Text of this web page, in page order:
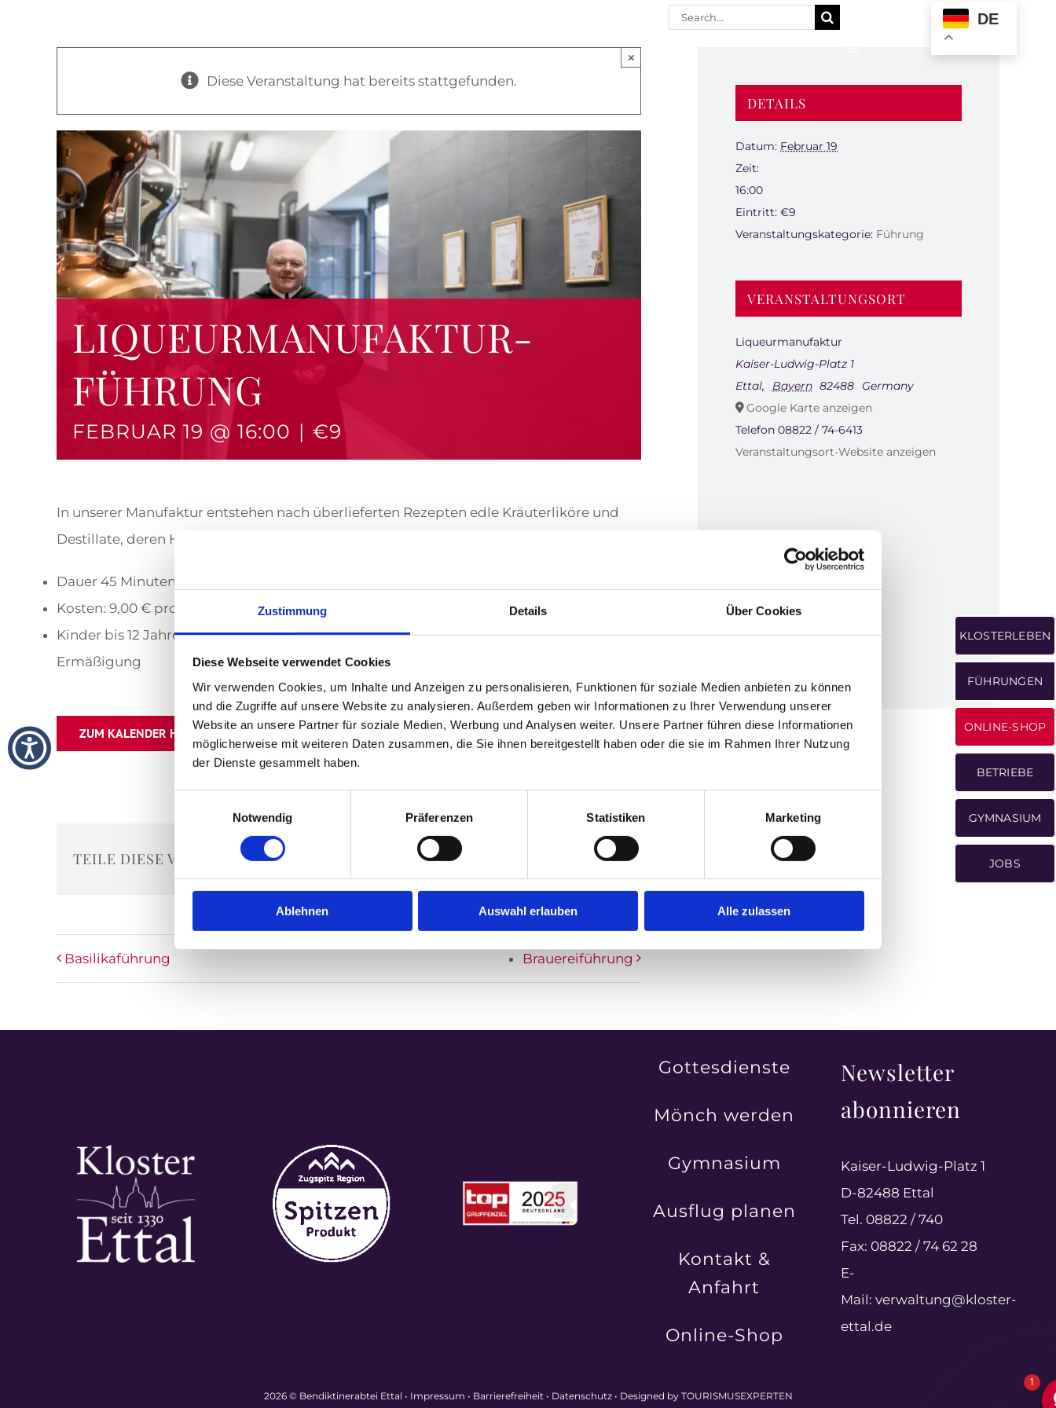
Zustimmung Details Über Cookies
Diese Webseite verwendet Cookies
Wir verwenden Cookies, um Inhalte und Anzeigen zu personalisieren, Funktionen für soziale Medien anbieten zu können
und die Zugriffe auf unsere Website zu analysieren. Außerdem geben wir Informationen zu Ihrer Verwendung unserer
Website an unsere Partner für soziale Medien, Werbung und Analysen weiter. Unsere Partner führen diese Informationen
möglicherweise mit weiteren Daten zusammen, die Sie ihnen bereitgestellt haben oder die sie im Rahmen Ihrer Nutzung
der Dienste gesammelt haben.
Notwendig
Präferenzen Statistiken Marketing
Ablehnen Auswahl erlauben Alle zulassen
Suche
DE
Diese Veranstaltung hat bereits stattgefunden.
×
LIQUEURMANUFAKTUR-
FÜHRUNG
FEBRUAR 19 @ 16:00 | €9
In unserer Manufaktur entstehen nach überlieferten Rezepten edle Kräuterliköre und
Destillate, deren Herstellung wir Ihnen gerne näher bringen.
Dauer 45 Minuten, inkl. Likörprobe
Kosten: 9,00 € pro Person
Kinder bis 12 Jahre sind frei (Jugendliche zwischen 12 und 18 Jahre erhalten 50%
Ermäßigung
ZUM KALENDER HINZUFÜGEN
TEILE DIESE VERANSTALTUNG Facebook
X PinterestE-
Mail
Basilikaführung Brauereiführung
DETAILS
Datum: Februar 19
Zeit:
16:00
Eintritt: €9
Veranstaltungskategorie: Führung
VERANSTALTUNGSORT
Liqueurmanufaktur
Kaiser-Ludwig-Platz 1
Ettal, Bayern 82488
Germany
Google Karte anzeigen
Telefon 08822 / 74-6413
Veranstaltungsort-Website anzeigen
Gottesdienste
Mönch werden
Gymnasium
Ausflug planen
Kontakt &
Anfahrt
Online-Shop
Newsletter
abonnieren
Kaiser-Ludwig-Platz 1
D-82488 Ettal
Tel. 08822 / 740
Fax: 08822 / 74 62 28
E-
Mail:verwaltung@kloster-
ettal.de
2026 © Bendiktinerabtei Ettal • Impressum • Barrierefreiheit • Datenschutz• Designed by TOURISMUSEXPERTEN
KLOSTERLEBEN
FÜHRUNGEN
ONLINE-SHOP
BETRIEBE
GYMNASIUM
JOBS
1